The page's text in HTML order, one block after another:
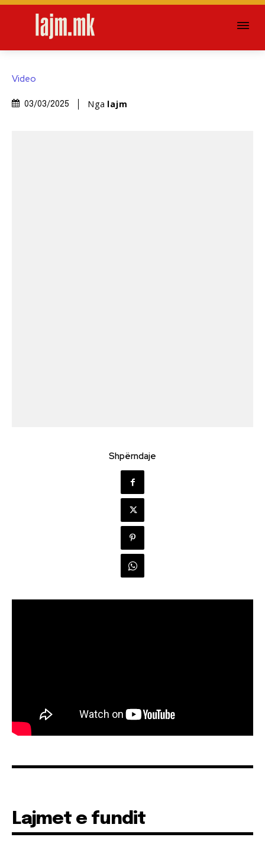
Video
03/03/2025 Nga lajm
Shpërndaje
Lajmet e fundit